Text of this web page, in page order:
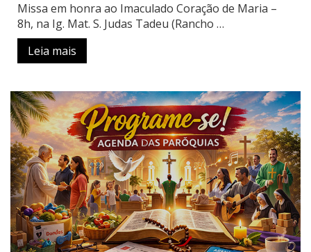
Missa em honra ao Imaculado Coração de Maria –
8h, na Ig. Mat. S. Judas Tadeu (Rancho …
Leia mais